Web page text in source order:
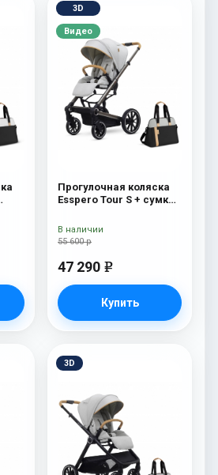
3D
Видео
Прогулочная коляска
Esspero Tour S + сумка
55 600 р
47 290 e
Купить
В наличии
3D